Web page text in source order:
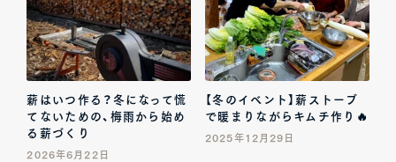
薪はいつ作る？冬になって慌
てないための、梅雨から始め
る薪づくり
2026年6月22日
【冬のイベント】薪ストーブ
で暖まりながらキムチ作り🔥
2025年12月29日